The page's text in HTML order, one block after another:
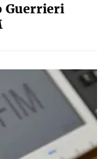
Guerrieri